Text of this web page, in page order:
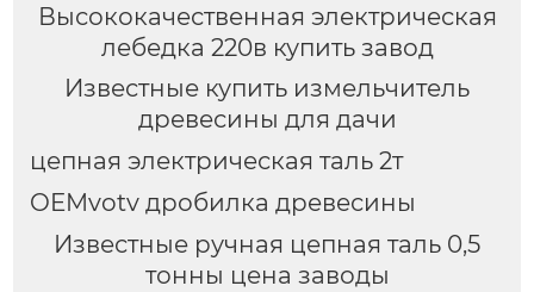
Высококачественная электрическая
лебедка 220в купить завод
Известные купить измельчитель
древесины для дачи
цепная электрическая таль 2т
OEMvotv дробилка древесины
Известные ручная цепная таль 0,5
тонны цена заводы